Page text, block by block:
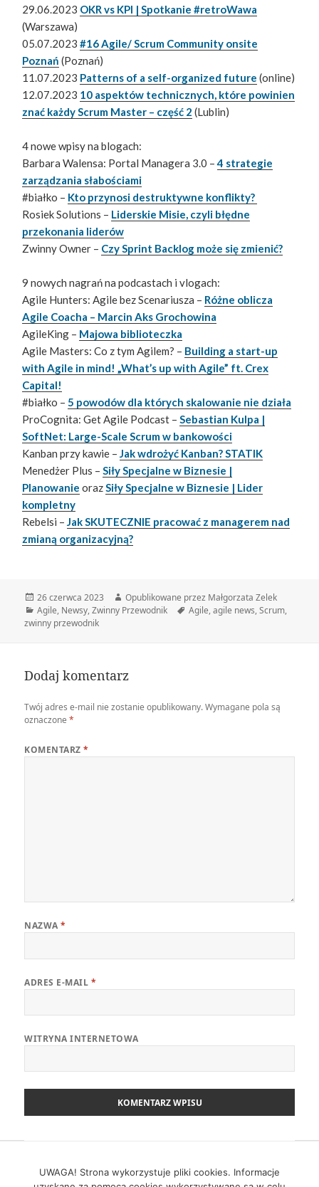
29.06.2023 OKR vs KPI | Spotkanie #retroWawa
(Warszawa)
05.07.2023#16 Agile/ Scrum Community onsite
Poznań (Poznań)
11.07.2023 Patterns of a self-organized future (online)
12.07.2023 10 aspektów technicznych, które powinien
znać każdy Scrum Master – część 2 (Lublin)
4 nowe wpisy na blogach:
Barbara Walensa: Portal Managera 3.0 –4 strategie
zarządzania słabościami
#białko – Kto przynosi destruktywne konflikty?
Rosiek Solutions – Liderskie Misie, czyli błędne
przekonania liderów
Zwinny Owner – Czy Sprint Backlog może się zmienić?
9 nowych nagrań na podcastach i vlogach:
Agile Hunters: Agile bez Scenariusza – Różne oblicza
Agile Coacha – Marcin Aks Grochowina
AgileKing – Majowa biblioteczka
Agile Masters: Co z tym Agilem? – Building a start-up
with Agile in mind! „What’s up with Agile” ft. Crex
Capital!
#białko –5 powodów dla których skalowanie nie działa
ProCognita: Get Agile Podcast –Sebastian Kulpa |
SoftNet: Large-Scale Scrum w bankowości
Kanban przy kawie –Jak wdrożyć Kanban? STATIK
Menedżer Plus –Siły Specjalne w Biznesie |
Planowanie orazSiły Specjalne w Biznesie | Lider
kompletny
Rebelsi –Jak SKUTECZNIE pracować z managerem nad
zmianą organizacyjną?
Data
publikacji
26 czerwca 2023 Autor
Opublikowane przez Małgorzata Zelek
Kategorie
Agile, Newsy,Zwinny Przewodnik Tagi
Agile,agile news,Scrum,
zwinny przewodnik
Dodaj komentarz
Twój adres e-mail nie zostanie opublikowany. Wymagane pola są
oznaczone*
KOMENTARZ*
NAZWA*
ADRES E-MAIL *
WITRYNA INTERNETOWA
Poprzedni
Zwinny Przewodnik – 19.06.2023
UWAGA! Strona wykorzystuje pliki cookies. Informacje